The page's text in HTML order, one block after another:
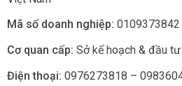
Mã số doanh nghiệp:
Cơ quan cấp: Sở kế hoạch & đầu tư
Điện thoại: 0976273818 –